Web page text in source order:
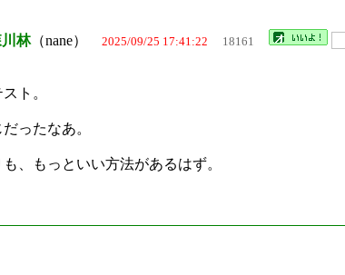
林（nane） 2025/09/25 17:41:22 18161
ト。
ったなあ。
、もっといい方法があるはず。